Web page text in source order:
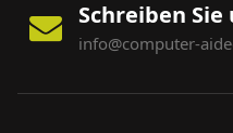
Schreiben
info@computer-